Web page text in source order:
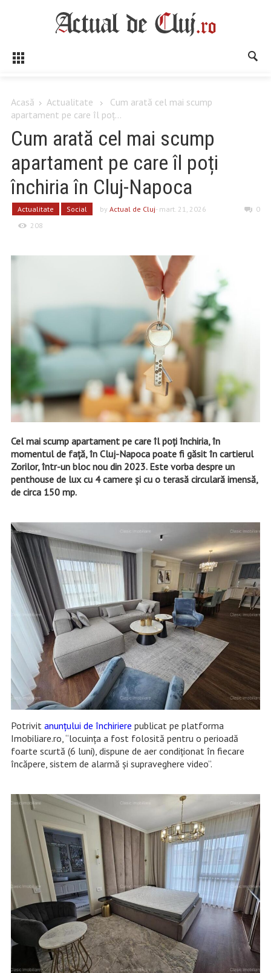
Acasă Actualitate
Cum arată cel mai scump
apartament pe care îl poț...
Cum arată cel mai scump
apartament pe care îl poți
închiria în Cluj-Napoca
Actualitate Social byActual de Cluj- mart. 21, 2026
0
208
Cel mai scump apartament pe care îl poți închiria, în
momentul de față, în Cluj-Napoca poate fi găsit în cartierul
Zorilor, într-un bloc nou din 2023. Este vorba despre un
penthouse de lux cu 4 camere și cu o terasă circulară imensă,
de circa 150 mp.
Potrivit anunțului de închiriere publicat pe platforma
Imobiliare.ro, “locuința a fost folosită pentru o perioadă
foarte scurtă (6 luni), dispune de aer condiționat în fiecare
încăpere, sistem de alarmă și supraveghere video”.